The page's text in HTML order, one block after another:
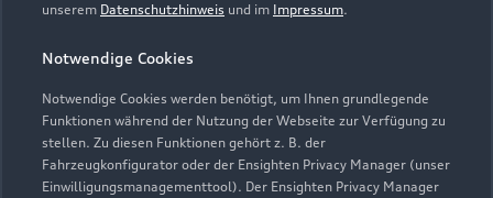
unserem Datenschutzhinweis und im Impressum.
Notwendige Cookies
Notwendige Cookies werden benötigt, um Ihnen grundlegende
Funktionen während der Nutzung der Webseite zur Verfügung zu
stellen. Zu diesen Funktionen gehört z. B. der
Fahrzeugkonfigurator oder der Ensighten Privacy Manager (unser
Einwilligungsmanagementtool). Der Ensighten Privacy Manager
Dieses Angebot ergänzt die in den Fahrzeugen enthaltene Audi
Dienstleistung Inspektion und Verschleiß der Audi Leasing,
Zweigniederlassung der Volkswagen Leasing GmbH,
Braunschweig. Nur für Audi Werksdienstwagen und Audi
Mietfahrzeuge mit einer Audi Anschlussgarantie bis zu einem
Fahrzeugalter von 24 Monaten und 30.000 km